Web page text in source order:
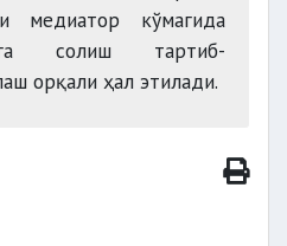
медиатор кўмагида
солиш тартиб-
орқали ҳал этилади.